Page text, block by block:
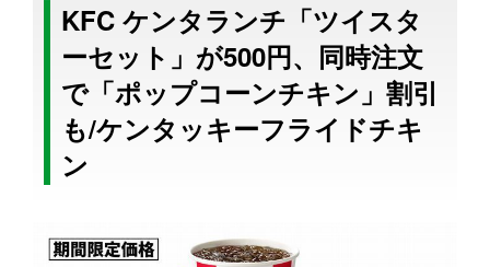
KFC ケンタランチ「ツイスタ
ーセット」が500円、同時注文
で「ポップコーンチキン」割引
も/ケンタッキーフライドチキ
ン